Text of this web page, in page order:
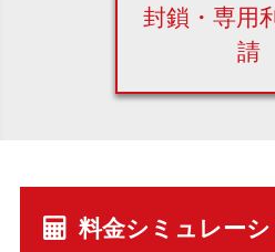
封鎖・専用
請
料金シミュレー